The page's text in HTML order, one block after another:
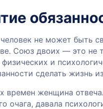
не может быть
Союз двоих — это не
и
сделать жизнь
времен женщина
очага, давала